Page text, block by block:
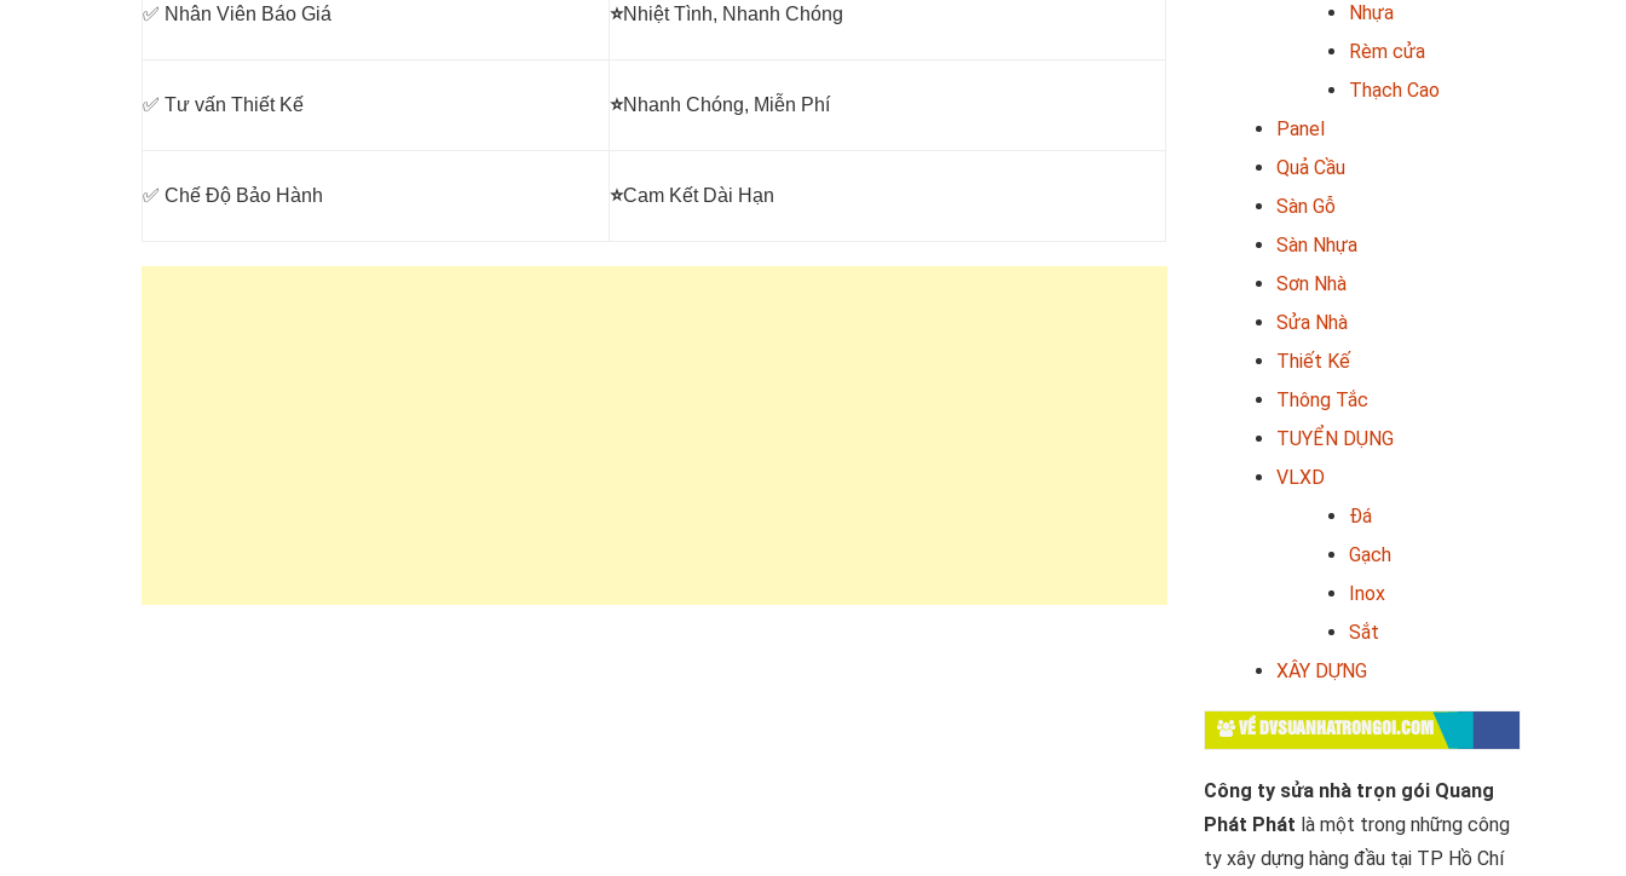
✅ Nhân Viên Báo Giá ⭐Nhiệt Tình, Nhanh Chóng
✅ Tư vấn Thiết Kế ⭐Nhanh Chóng, Miễn Phí
✅ Chế Độ Bảo Hành ⭐Cam Kết Dài Hạn
Nhựa
Rèm cửa
Thạch Cao
Panel
Quả Cầu
Sàn Gỗ
Sàn Nhựa
Sơn Nhà
Sửa Nhà
Thiết Kế
Thông Tắc
TUYỂN DỤNG
VLXD
Đá
Gạch
Inox
Sắt
XÂY DỰNG
VỀ DVSUANHATRONGOI.COM
Công ty sửa nhà trọn gói Quang
Phát Phát là một trong những công
ty xây dựng hàng đầu tại TP Hồ Chí